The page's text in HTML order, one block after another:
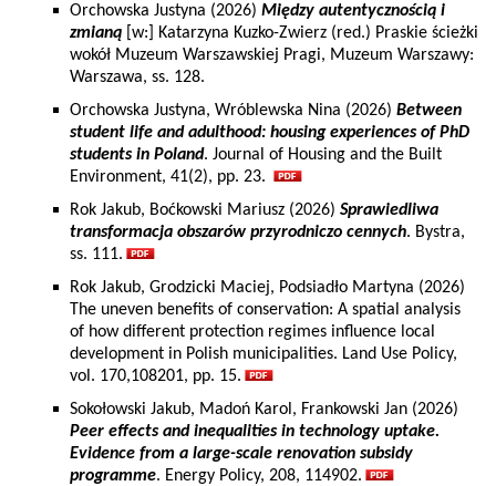
Orchowska Justyna (2026) Między autentycznością i
zmianą [w:] Katarzyna Kuzko-Zwierz (red.) Praskie ścieżki
wokół Muzeum Warszawskiej Pragi, Muzeum Warszawy:
Warszawa, ss. 128.
Orchowska Justyna, Wróblewska Nina (2026) Between
student life and adulthood: housing experiences of PhD
students in Poland. Journal of Housing and the Built
Environment, 41(2), pp. 23.
Rok Jakub, Boćkowski Mariusz (2026) Sprawiedliwa
transformacja obszarów przyrodniczo cennych. Bystra,
ss. 111.
Rok Jakub, Grodzicki Maciej, Podsiadło Martyna (2026)
The uneven benefits of conservation: A spatial analysis
of how different protection regimes influence local
development in Polish municipalities. Land Use Policy,
vol. 170,108201, pp. 15.
Sokołowski Jakub, Madoń Karol, Frankowski Jan (2026)
Peer effects and inequalities in technology uptake.
Evidence from a large-scale renovation subsidy
programme. Energy Policy, 208, 114902.